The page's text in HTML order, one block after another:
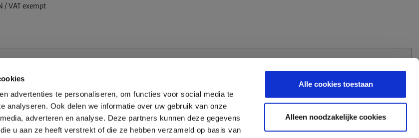
advertenties te personaliseren, om functies voor social media te
analyseren. Ook delen we informatie over uw gebruik van onze
adverteren en analyse. Deze partners kunnen deze gegevens
u aan ze heeft verstrekt of die ze hebben verzameld op basis van
Alle cookies toestaan
Alleen noodzakelijke cookies
/ VAT exempt